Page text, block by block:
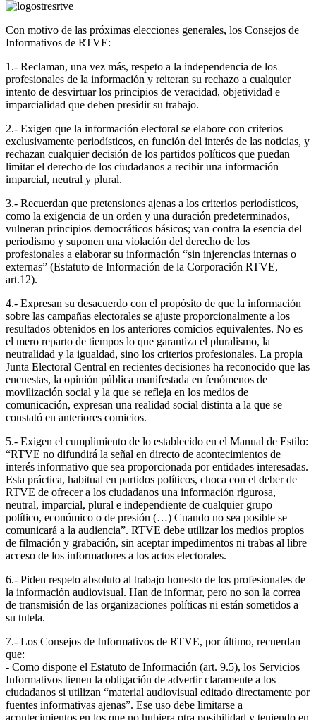
Con motivo de las próximas elecciones generales, los Consejos de
Informativos de RTVE:
1.- Reclaman, una vez más, respeto a la independencia de los
profesionales de la información y reiteran su rechazo a cualquier
intento de desvirtuar los principios de veracidad, objetividad e
imparcialidad que deben presidir su trabajo.
2.- Exigen que la información electoral se elabore con criterios
exclusivamente periodísticos, en función del interés de las noticias, y
rechazan cualquier decisión de los partidos políticos que puedan
limitar el derecho de los ciudadanos a recibir una información
imparcial, neutral y plural.
3.- Recuerdan que pretensiones ajenas a los criterios periodísticos,
como la exigencia de un orden y una duración predeterminados,
vulneran principios democráticos básicos; van contra la esencia del
periodismo y suponen una violación del derecho de los
profesionales a elaborar su información “sin injerencias internas o
externas” (Estatuto de Información de la Corporación RTVE,
art.12).
4.- Expresan su desacuerdo con el propósito de que la información
sobre las campañas electorales se ajuste proporcionalmente a los
resultados obtenidos en los anteriores comicios equivalentes. No es
el mero reparto de tiempos lo que garantiza el pluralismo, la
neutralidad y la igualdad, sino los criterios profesionales. La propia
Junta Electoral Central en recientes decisiones ha reconocido que las
encuestas, la opinión pública manifestada en fenómenos de
movilización social y la que se refleja en los medios de
comunicación, expresan una realidad social distinta a la que se
constató en anteriores comicios.
5.- Exigen el cumplimiento de lo establecido en el Manual de Estilo:
“RTVE no difundirá la señal en directo de acontecimientos de
interés informativo que sea proporcionada por entidades interesadas.
Esta práctica, habitual en partidos políticos, choca con el deber de
RTVE de ofrecer a los ciudadanos una información rigurosa,
neutral, imparcial, plural e independiente de cualquier grupo
político, económico o de presión (…) Cuando no sea posible se
comunicará a la audiencia”. RTVE debe utilizar los medios propios
de filmación y grabación, sin aceptar impedimentos ni trabas al libre
acceso de los informadores a los actos electorales.
6.- Piden respeto absoluto al trabajo honesto de los profesionales de
la información audiovisual. Han de informar, pero no son la correa
de transmisión de las organizaciones políticas ni están sometidos a
su tutela.
7.- Los Consejos de Informativos de RTVE, por último, recuerdan
que:
- Como dispone el Estatuto de Información (art. 9.5), los Servicios
Informativos tienen la obligación de advertir claramente a los
ciudadanos si utilizan “material audiovisual editado directamente por
fuentes informativas ajenas”. Ese uso debe limitarse a
acontecimientos en los que no hubiera otra posibilidad y teniendo en